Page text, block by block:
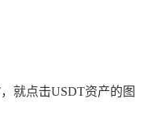
就点击USDT资产的图